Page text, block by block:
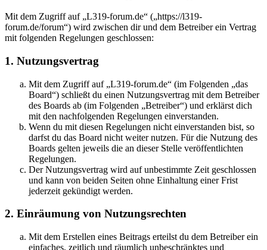
Mit dem Zugriff auf „L319-forum.de“ („https://l319-
forum.de/forum“) wird zwischen dir und dem Betreiber ein Vertrag
mit folgenden Regelungen geschlossen:
1. Nutzungsvertrag
Mit dem Zugriff auf „L319-forum.de“ (im Folgenden „das
Board“) schließt du einen Nutzungsvertrag mit dem Betreiber
des Boards ab (im Folgenden „Betreiber“) und erklärst dich
mit den nachfolgenden Regelungen einverstanden.
Wenn du mit diesen Regelungen nicht einverstanden bist, so
darfst du das Board nicht weiter nutzen. Für die Nutzung des
Boards gelten jeweils die an dieser Stelle veröffentlichten
Regelungen.
Der Nutzungsvertrag wird auf unbestimmte Zeit geschlossen
und kann von beiden Seiten ohne Einhaltung einer Frist
jederzeit gekündigt werden.
2. Einräumung von Nutzungsrechten
Mit dem Erstellen eines Beitrags erteilst du dem Betreiber ein
einfaches, zeitlich und räumlich unbeschränktes und